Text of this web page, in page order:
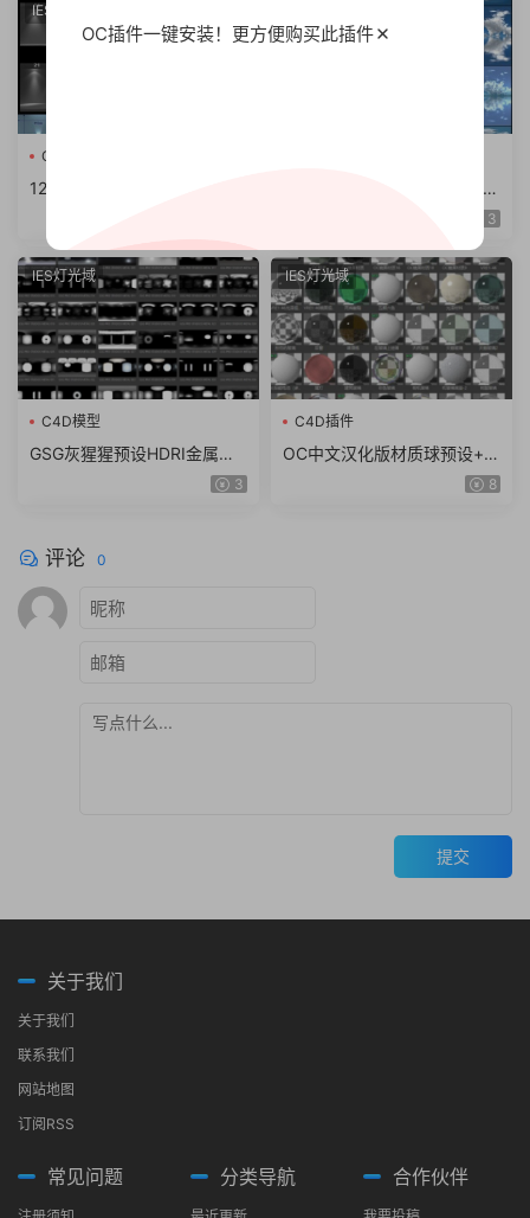
IES灯光域
C4D模型
12000+IES灯光环境贴图C4
台灯 筒灯
126款天空HDRI环境灯光贴图
3d渲染6K素材hdr打光exr格3
IES灯光域
C4D模型
GSG灰猩猩预设HDRI金属产
品场景渲染 hdr灯光预设 支持
3
IES灯光域
C4D插件
OC中文汉化版材质球预设+h
dr灰猩猩灯光天空预设C4D R
8
评论 0
提交
关于我们
关于我们
联系我们
网站地图
订阅RSS
常见问题 分类导航 合作伙伴
OC插件一键安装！更方便购买此插件